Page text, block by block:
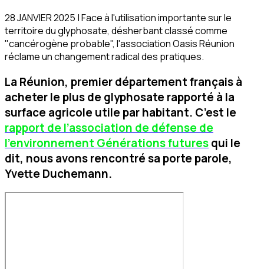
28 JANVIER 2025 | Face à l'utilisation importante sur le
territoire du glyphosate, désherbant classé comme
"cancérogène probable", l'association Oasis Réunion
réclame un changement radical des pratiques.
La Réunion, premier département français à
acheter le plus de glyphosate rapporté à la
surface agricole utile par habitant. C’est le
rapport de l’association de défense de
l’environnement Générations futuresqui le
dit, nous avons rencontré sa porte parole,
Yvette Duchemann.